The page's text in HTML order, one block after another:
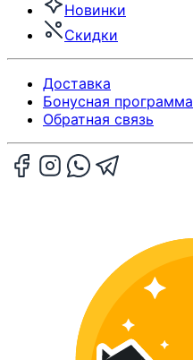
Новинки
Скидки
Доставка
Бонусная программа
Обратная связь